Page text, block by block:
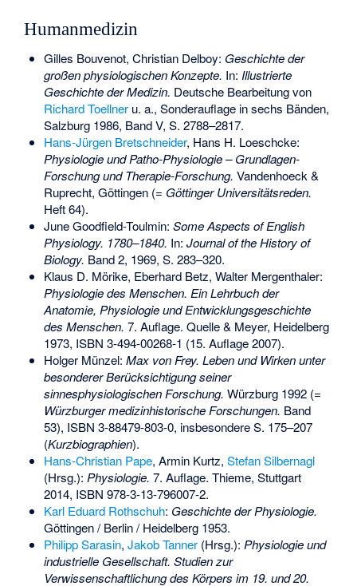
Humanmedizin
Gilles Bouvenot, Christian Delboy: Geschichte der
großen physiologischen Konzepte. In: Illustrierte
Geschichte der Medizin. Deutsche Bearbeitung von
Richard Toellneru. a., Sonderauflage in sechs Bänden,
Salzburg 1986, Band V, S. 2788–2817.
Hans-Jürgen Bretschneider, Hans H. Loeschcke:
Physiologie und Patho-Physiologie – Grundlagen-
Forschung und Therapie-Forschung. Vandenhoeck &
Ruprecht, Göttingen (= Göttinger Universitätsreden.
Heft 64).
June Goodfield-Toulmin: Some Aspects of English
Physiology. 1780–1840. In: Journal of the History of
Biology. Band 2, 1969, S. 283–320.
Klaus D. Mörike, Eberhard Betz, Walter Mergenthaler:
Physiologie des Menschen. Ein Lehrbuch der
Anatomie, Physiologie und Entwicklungsgeschichte
des Menschen. 7. Auflage. Quelle & Meyer, Heidelberg
1973, ISBN 3-494-00268-1 (15. Auflage 2007).
Holger Münzel: Max von Frey. Leben und Wirken unter
besonderer Berücksichtigung seiner
sinnesphysiologischen Forschung. Würzburg 1992 (=
Würzburger medizinhistorische Forschungen. Band
53), ISBN 3-88479-803-0, insbesondere S. 175–207
(Kurzbiographien).
Hans-Christian Pape, Armin Kurtz, Stefan Silbernagl
(Hrsg.): Physiologie. 7. Auflage. Thieme, Stuttgart
2014, ISBN 978-3-13-796007-2.
Karl Eduard Rothschuh: Geschichte der Physiologie.
Göttingen / Berlin / Heidelberg 1953.
Philipp Sarasin, Jakob Tanner(Hrsg.): Physiologie und
industrielle Gesellschaft. Studien zur
Verwissenschaftlichung des Körpers im 19. und 20.